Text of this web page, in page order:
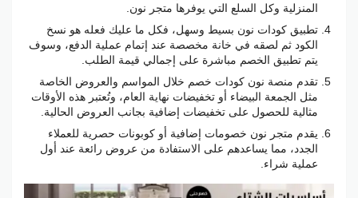
المنزلية وكل السلع التي يوفرها متجر نون.
تطبيق كودات نون بسيط وسهل، فكل ما عليك فعله هو نسخ
الكود ثم لصقه في خانة مخصصة عند إتمام عملية الدفع، وسوف
يتم تطبيق الخصم مباشرة على إجمالي قيمة الطلب.
تقدم منصة نون كودات خصم خلال المواسم والعروض الخاصة
مثل الجمعة البيضاء أو تخفيضات نهاية العام، وتُعتبر هذه الأوقات
مثالية للحصول على تخفيضات إضافية بجانب العروض الحالية.
يقدم متجر نون خصومات إضافية أو كوبونات حصرية للعملاء
الجدد، مما يساعدهم على الاستفادة من عروض رائعة عند أول
عملية شراء.